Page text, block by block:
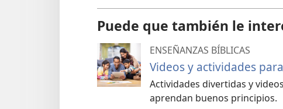
Puede que también le
ENSEÑANZAS BÍBLICAS
Videos y actividades
Actividades divertidas y
aprendan buenos principios.